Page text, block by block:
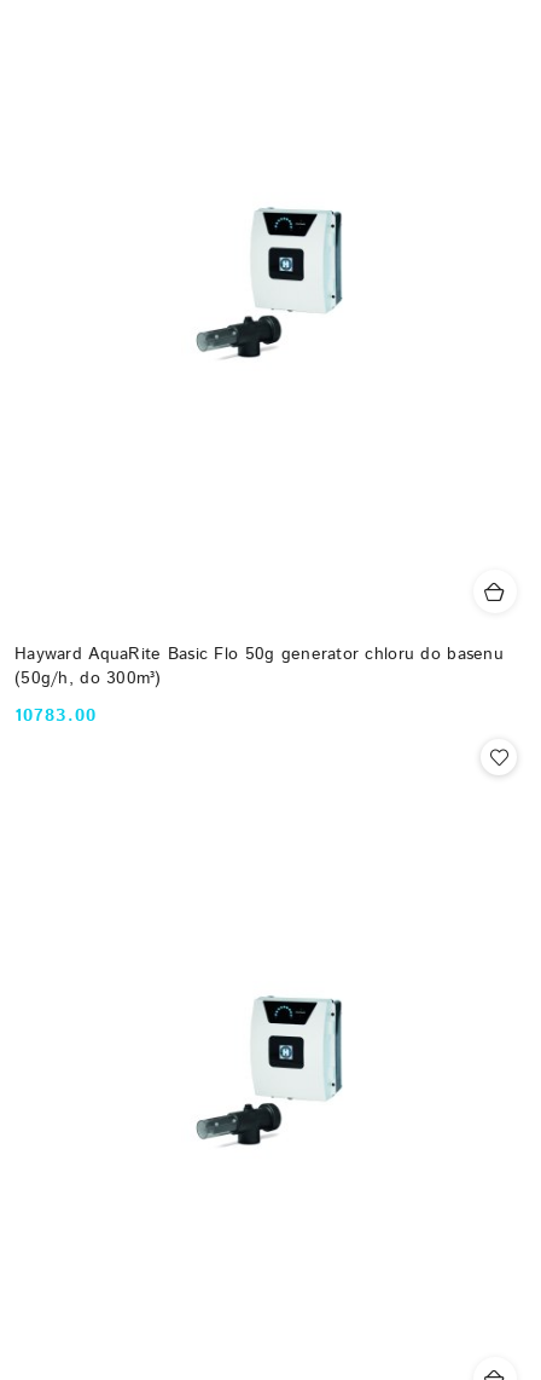
Hayward AquaRite Basic Flo 50g generator chloru do basenu
(50g/h, do 300m³)
Cena:
10783.00